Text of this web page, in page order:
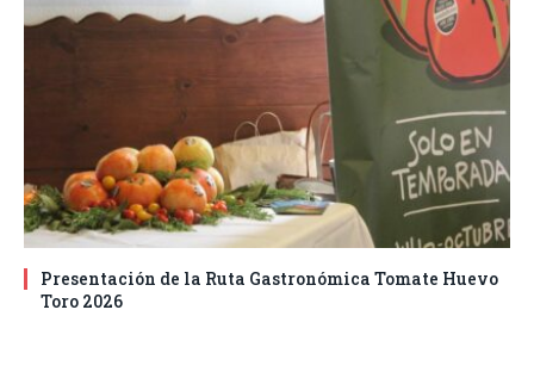
Presentación de la Ruta Gastronómica Tomate Huevo
Toro 2026